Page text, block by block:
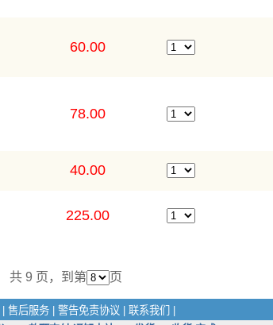
60.00
78.00
40.00
225.00
共 9 页，到第 页
售后服务 警告免责协议 联系我们